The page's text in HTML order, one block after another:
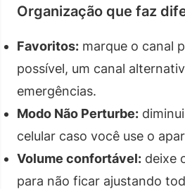
Organização que faz
Favoritos: marque o canal
possível, um canal
emergências.
Modo Não Perturbe:
celular caso você use o
Volume confortável: deixe
para não ficar ajustando